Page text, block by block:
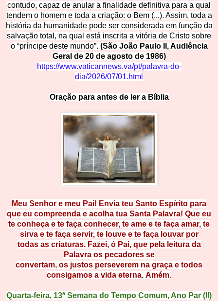
contudo, capaz de anular a finalidade definitiva para a qual
tendem o homem e toda a criação: o Bem (...). Assim, toda a
história da humanidade pode ser considerada em função da
salvação total, na qual está inscrita a vitória de Cristo sobre
o “príncipe deste mundo”. (São João Paulo II, Audiência
Geral de 20 de agosto de 1986)
https://www.vaticannews.va/pt/palavra-do-
dia/2026/07/01.html
Oração para antes de ler a Bíblia
Meu Senhor e meu Pai! Envia teu Santo Espírito para
que eu compreenda e acolha tua Santa Palavra! Que eu
te conheça e te faça con hecer, te ame e te faça amar, te
sirva e te faça servir, te louve e te faça louvar por
todas as criaturas. Fazei, ó Pai, que pela leitura da
Palavra os pecadores se
convertam, os justos perseverem na graça e todos
consigamos a vida eterna. Amém.
Quarta-feira, 13ª Semana do Tempo Comum, Ano Par (II)